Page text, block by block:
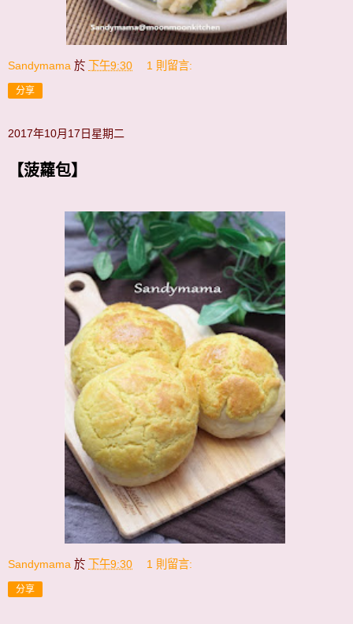
Sandymama 於 下午9:30 1 則留言:
分享
2017年10月17日星期二
【菠蘿包】
Sandymama 於 下午9:30 1 則留言:
分享